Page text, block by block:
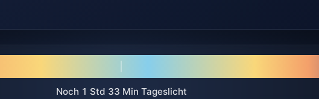
Noch 1 Std 33 Min Tageslicht